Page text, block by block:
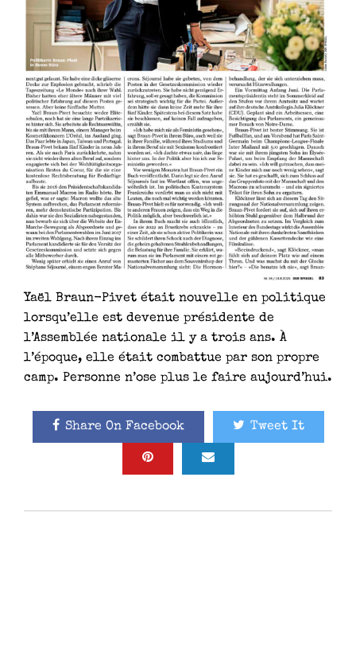
Yaël Braun-Pivet était nouvelle en politique
lorsqu’elle est devenue présidente de
l’Assemblée nationale il y a trois ans. À
l’époque, elle était combattue par son propre
camp. Personne n’ose plus le faire aujourd’hui.
Share On Facebook Tweet It